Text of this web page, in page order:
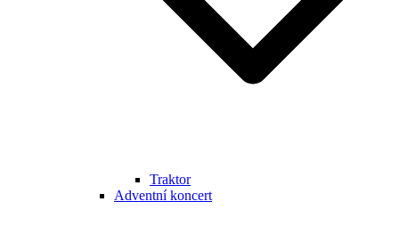
Traktor
Adventní koncert